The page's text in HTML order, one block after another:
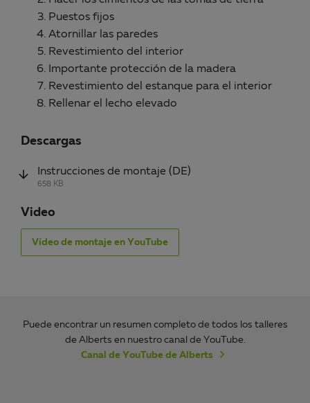
Puestos fijos
Atornillar las paredes
Revestimiento del interior
Importante protección de la madera
Revestimiento del estanque para el interior
Rellenar el lecho elevado
Descargas
Instrucciones de montaje (DE)
658 KB
Video
Vídeo de montaje en YouTube
Puede encontrar un resumen completo de todos los talleres
de Alberts en nuestro canal de YouTube.
Canal de YouTube de Alberts